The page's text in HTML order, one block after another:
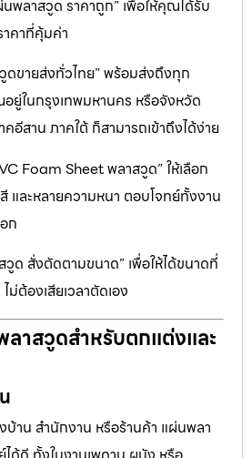
นพลาสวูด ราคาถูก” เพื่อให้คุณได้รับ
คาที่คุ้มค่า
ดขายส่งทั่วไทย” พร้อมส่งถึงทุก
ยู่ในกรุงเทพมหานคร หรือจังหวัด
อีสาน ภาคใต้ ก็สามารถเข้าถึงได้ง่าย
Foam Sheet พลาสวูด” ให้เลือก
และหลายความหนา ตอบโจทย์ทั้งงาน
ก
วูด สั่งตัดตามขนาด” เพื่อให้ได้ขนาดที่
ม่ต้องเสียเวลาตัดเอง
ลาสวูดสำหรับตกแต่งและ
าน สำนักงาน หรือร้านค้า แผ่นพลา